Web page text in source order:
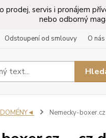
servis i pronájem
nebo odborný
Odstoupení od smlouvy O nás
Nemecky-